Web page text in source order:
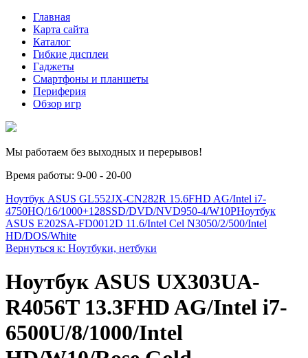
Главная
Карта сайта
Каталог
Гибкие дисплеи
Гаджеты
Смартфоны и планшеты
Периферия
Обзор игр
Мы работаем без выходных и перерывов!
Время работы: 9-00 - 20-00
Ноутбук ASUS GL552JX-CN282R 15.6FHD AG/Intel i7-
4750HQ/16/1000+128SSD/DVD/NVD950-4/W10PНоутбук
ASUS E202SA-FD0012D 11.6/Intel Cel N3050/2/500/Intel
HD/DOS/White
Вернуться к: Ноутбуки, нетбуки
Ноутбук ASUS UX303UA-
R4056T 13.3FHD AG/Intel i7-
6500U/8/1000/Intel